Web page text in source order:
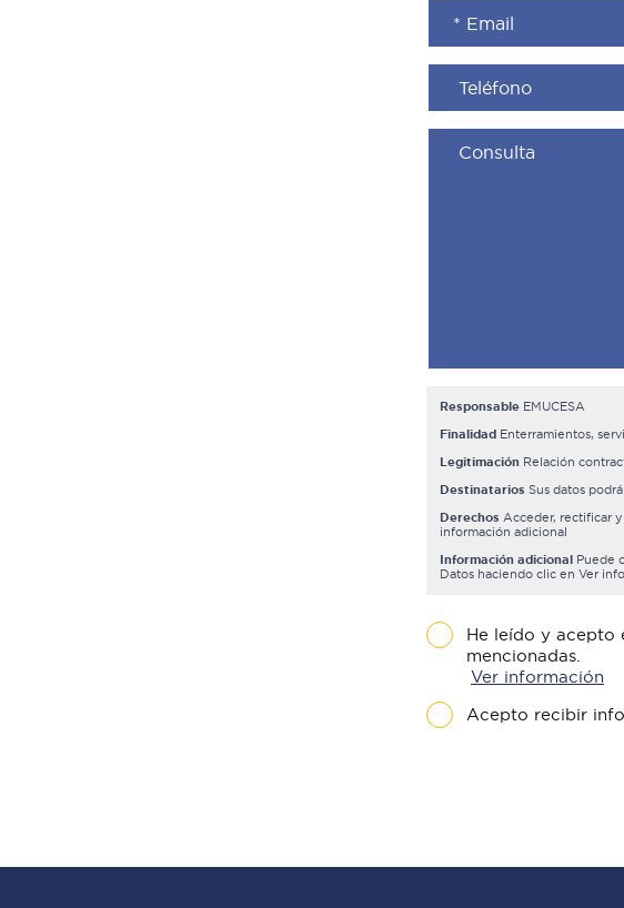
Responsable EMUCESA
Finalidad Enterramientos,
Legitimación Relación
Destinatarios Sus datos
Derechos Acceder, rectificar
información adicional
Información adicional
Puede
Datos haciendo clic en Ver
He leído y acepto
mencionadas.
Ver información
Acepto recibir